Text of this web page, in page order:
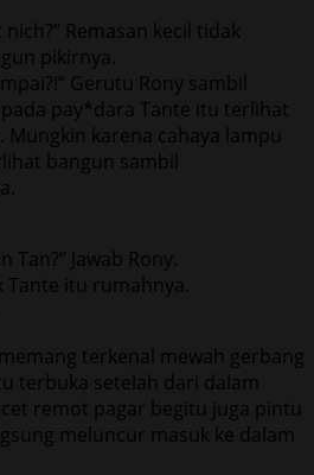
Remasan kecil tidak
pikirnya.
Gerutu Rony sambil
pay*dara Tante itu terlihat
karena cahaya lampu
bangun sambil
Tan?” Jawab Rony.
Tante itu rumahnya.
terkenal mewah gerbang
terbuka setelah dari dalam
remot pagar begitu juga pintu
meluncur masuk ke dalam